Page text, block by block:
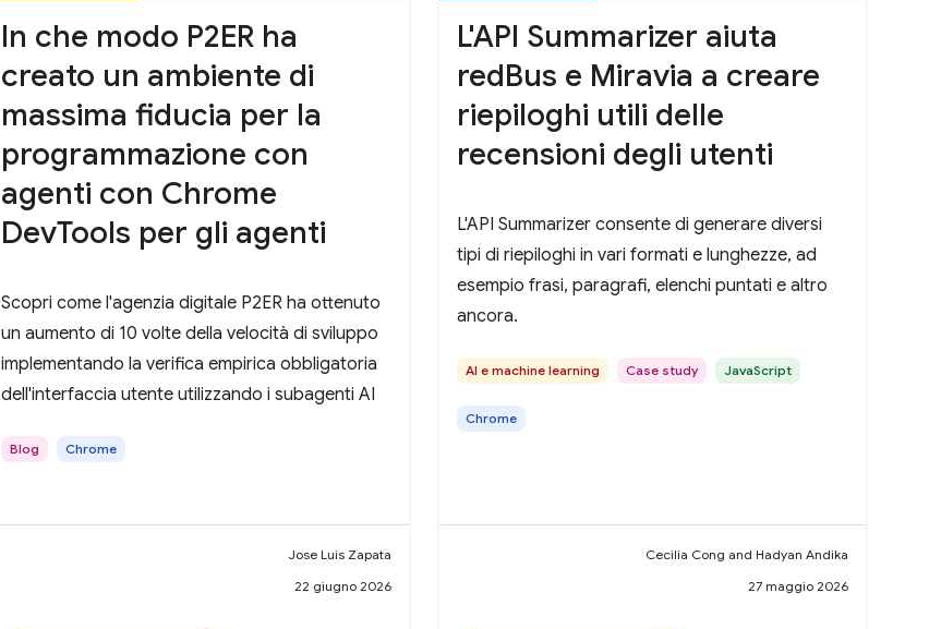
In che modo P2ER ha
creato un ambiente di
massima fiducia per la
programmazione con
agenti con Chrome
DevTools per gli agenti
Scopri come l'agenzia digitale P2ER ha ottenuto
un aumento di 10 volte della velocità di sviluppo
implementando la verifica empirica obbligatoria
dell'interfaccia utente utilizzando i subagenti AI
Blog Chrome
Jose Luis Zapata
22 giugno 2026
L'API Summarizer aiuta
redBus e Miravia a creare
riepiloghi utili delle
recensioni degli utenti
L'API Summarizer consente di generare diversi
tipi di riepiloghi in vari formati e lunghezze, ad
esempio frasi, paragrafi, elenchi puntati e altro
ancora.
AI e machine learning Case study JavaScript
Chrome
Cecilia Cong and Hadyan Andika
27 maggio 2026